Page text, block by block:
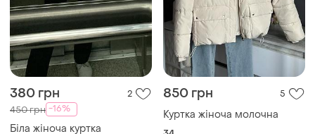
380 грн 2
450 грн
Біла жіноча куртка
34
850 грн 5
Куртка жіноча молочна
34
ТОП оголошень